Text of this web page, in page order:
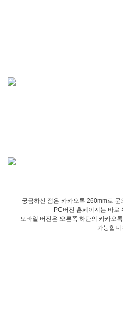
궁금하신 점은 카카오톡 260mm로
PC버전 홈페이지는 바로
모바일 버전은 오른쪽 하단의 카카오
가능합니